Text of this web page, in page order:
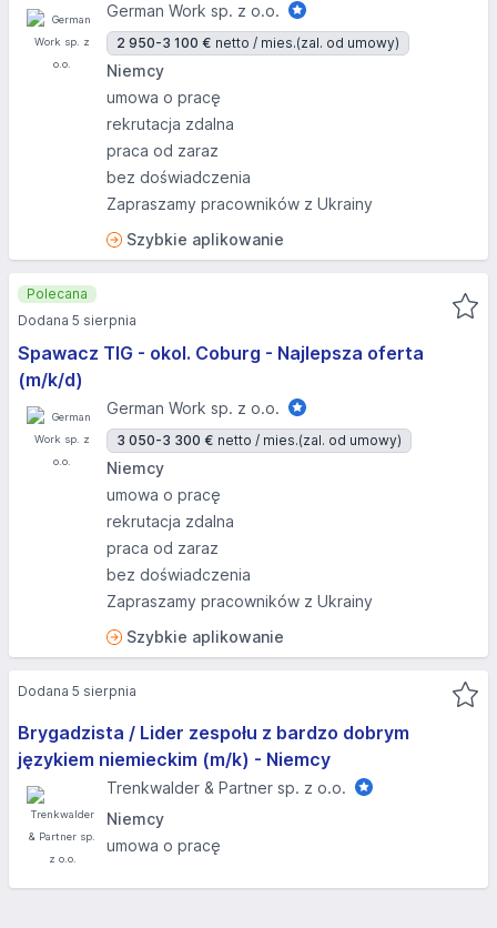
German Work sp. z o.o.
2 950-3 100 € netto / mies.(zal. od umowy)
Niemcy
umowa o pracę
rekrutacja zdalna
praca od zaraz
bez doświadczenia
Zapraszamy pracowników z Ukrainy
Szybkie aplikowanie
Spawacz TIG - okol. Coburg - Najlepsza oferta
(m/k/d)
German Work sp. z o.o.
3 050-3 300 € netto / mies.(zal. od umowy)
Niemcy
umowa o pracę
rekrutacja zdalna
praca od zaraz
bez doświadczenia
Zapraszamy pracowników z Ukrainy
Szybkie aplikowanie
Polecana
Dodana 5 sierpnia
Brygadzista / Lider zespołu z bardzo dobrym
językiem niemieckim (m/k) - Niemcy
Trenkwalder & Partner sp. z o.o.
Niemcy
umowa o pracę
Dodana 5 sierpnia